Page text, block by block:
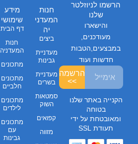
חנות
המעדני
יה
ביצים
מעדניית
גבינות
מעדניית
בשרים
סמטאות
השוק
קפואים
מזווה
מידע
שימושי
דף הבית
חנות
המעדניה
מתכונים
מתכונים
חלביים
מתכונים
לילדים
מתכונים
עם
גבינות
הרשמו לניוזלטר
שלנו
והישארו
מעודכנים,
במבצעים,הטבות
חדשות ועוד
הרשמה
>>
הקנייה באתר שלנו
בטוחה
ומאובטחת על ידי
תעודת SSL